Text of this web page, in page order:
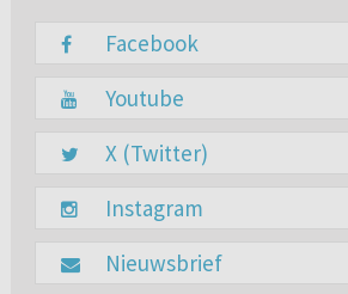
Facebook
Youtube
X (Twitter)
Instagram
Nieuwsbrief